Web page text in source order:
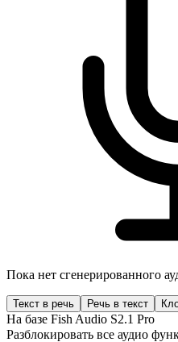
Пока нет сгенерированного
Текст в речь Речь в текст
На базе Fish Audio S2.1 Pro
Разблокировать все аудио